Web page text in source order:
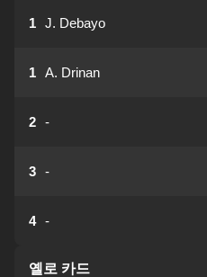
1 J. Debayo
1 A. Drinan
2 -
3 -
4 -
옐로 카드